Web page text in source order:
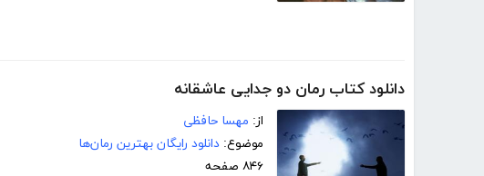
دانلود کتاب رمان دو جدایی عاشقانه
از: مهسا حافظی
موضوع: دانلود رایگان بهترین رمان‌ها
۸۴۶ صفحه